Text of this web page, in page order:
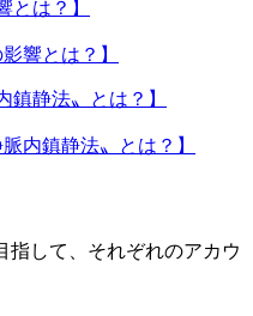
響とは？】
内鎮静法〟とは？】
指して、それぞれのアカウ